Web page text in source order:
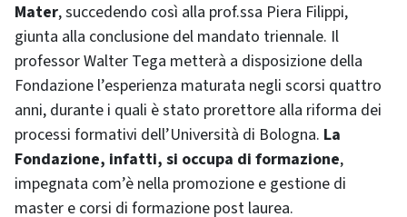
Mater, succedendo così alla prof.ssa Piera Filippi,
giunta alla conclusione del mandato triennale. Il
professor Walter Tega metterà a disposizione della
Fondazione l’esperienza maturata negli scorsi quattro
anni, durante i quali è stato prorettore alla riforma dei
processi formativi dell’Università di Bologna. La
Fondazione, infatti, si occupa di formazione,
impegnata com’è nella promozione e gestione di
master e corsi di formazione post laurea.